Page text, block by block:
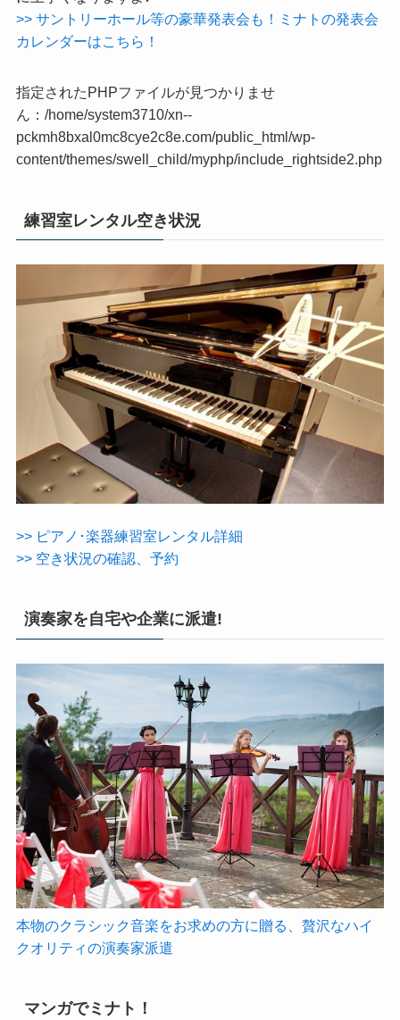
>> サントリーホール等の豪華発表会も！ミナトの発表会
カレンダーはこちら！
指定されたPHPファイルが見つかりませ
ん：/home/system3710/xn--
pckmh8bxal0mc8cye2c8e.com/public_html/wp-
content/themes/swell_child/myphp/include_rightside2.php
練習室レンタル空き状況
>> ピアノ･楽器練習室レンタル詳細
>> 空き状況の確認、予約
演奏家を自宅や企業に派遣!
本物のクラシック音楽をお求めの方に贈る、贅沢なハイ
クオリティの演奏家派遣
マンガでミナト！